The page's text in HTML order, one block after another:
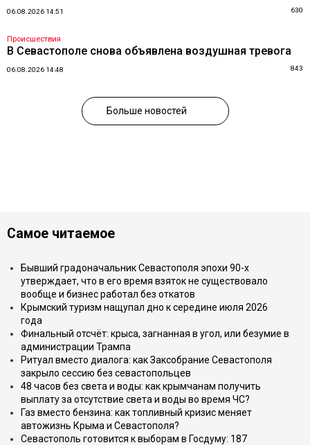
06.08.2026 14:51 630
Происшествия
В Севастополе снова объявлена воздушная тревога
06.08.2026 14:48 843
Больше новостей
Самое читаемое
Бывший градоначальник Севастополя эпохи 90-х
утверждает, что в его время взяток не существовало
вообще и бизнес работал без откатов
Крымский туризм нащупал дно к середине июля 2026
года
Финальный отсчёт: крыса, загнанная в угол, или безумие в
администрации Трампа
Ритуал вместо диалога: как Заксобрание Севастополя
закрыло сессию без севастопольцев
48 часов без света и воды: как крымчанам получить
выплату за отсутствие света и воды во время ЧС?
Газ вместо бензина: как топливный кризис меняет
автожизнь Крыма и Севастополя?
Севастополь готовится к выборам в Госдуму: 187